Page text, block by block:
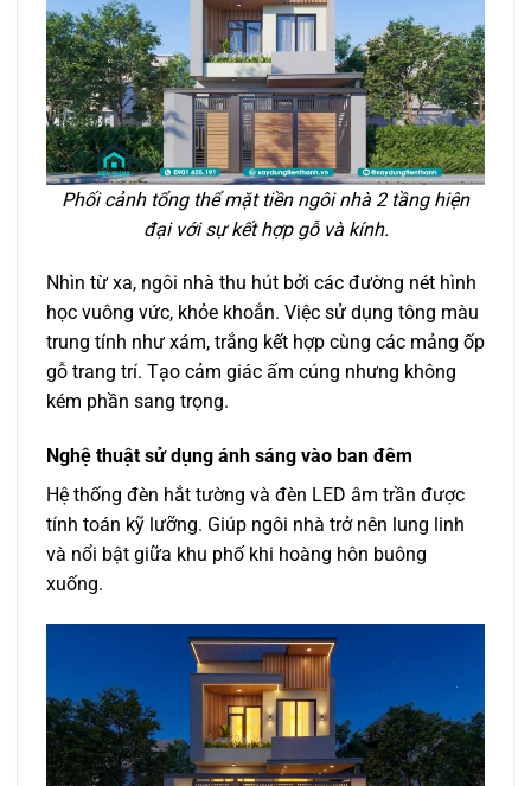
Phối cảnh tổng thể mặt tiền ngôi nhà 2 tầng hiện
đại với sự kết hợp gỗ và kính.
Nhìn từ xa, ngôi nhà thu hút bởi các đường nét hình
học vuông vức, khỏe khoắn. Việc sử dụng tông màu
trung tính như xám, trắng kết hợp cùng các mảng ốp
gỗ trang trí. Tạo cảm giác ấm cúng nhưng không
kém phần sang trọng.
Nghệ thuật sử dụng ánh sáng vào ban đêm
Hệ thống đèn hắt tường và đèn LED âm trần được
tính toán kỹ lưỡng. Giúp ngôi nhà trở nên lung linh
và nổi bật giữa khu phố khi hoàng hôn buông
xuống.